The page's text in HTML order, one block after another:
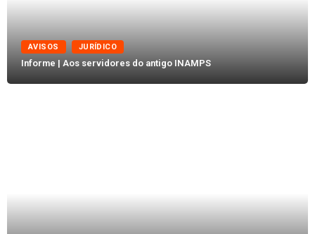
AVISOS JURÍDICO
Informe | Aos servidores do antigo INAMPS